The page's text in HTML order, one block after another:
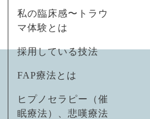
私の臨床感〜トラウ
マ体験とは
採用している技法
FAP療法とは
ヒプノセラピー（催
眠療法）、悲嘆療法